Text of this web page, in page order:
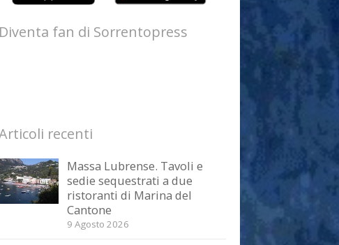
Diventa fan di Sorrentopress
recenti
Massa Lubrense. Tavoli e
sedie sequestrati a due
ristoranti di Marina del
Cantone
9 Agosto 2026